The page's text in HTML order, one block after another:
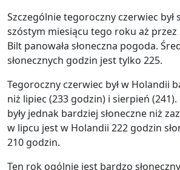
Szczególnie tegoroczny czerwiec był
szóstym miesiącu tego roku aż przez
Bilt panowała słoneczna pogoda.
słonecznych godzin jest tylko 225.
Tegoroczny czerwiec był w Holandii
niż lipiec (233 godzin) i sierpień
były jednak bardziej słoneczne niż
w lipcu jest w Holandii 222 godzin
210 godzin.
Ten rok ogólnie jest bardzo